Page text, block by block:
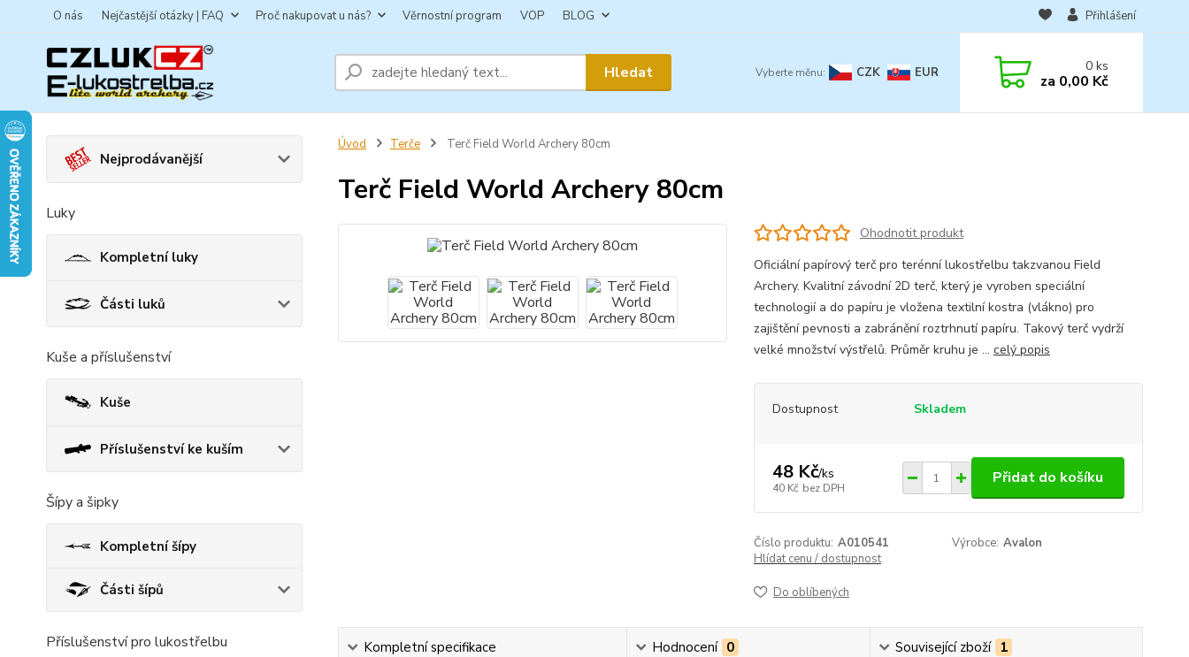
O nás Nejčastější otázky | FAQ Proč nakupovat u nás? Věrnostní program VOP BLOG
CZK EUR
Přihlášení
Hledat 0ks
za 0,00 Kč
Nejprodávanější
Luky
Kompletní luky
Části luků
Kuše a příslušenství
Kuše
Příslušenství ke kuším
Šípy a šipky
Kompletní šípy
Části šípů
Příslušenství pro lukostřelbu
Úvod Terče Terč Field World Archery 80cm
Terč Field World Archery 80cm
Ohodnotit produkt
Oficiální papírový terč pro terénní lukostřelbu takzvanou Field
Archery. Kvalitní závodní 2D terč, který je vyroben speciální
technologií a do papíru je vložena textilní kostra (vlákno) pro
zajištění pevnosti a zabránění roztrhnutí papíru. Takový terč vydrží
velké množství výstřelů. Průměr kruhu je ... celý popis
Dostupnost Skladem
48 Kč/ks
40 Kč bez DPH
Přidat do košíku
Číslo produktu: A010541 Výrobce: Avalon
Hlídat cenu / dostupnost
Do oblíbených
Kompletní specifikace Hodnocení 0 Související zboží 1